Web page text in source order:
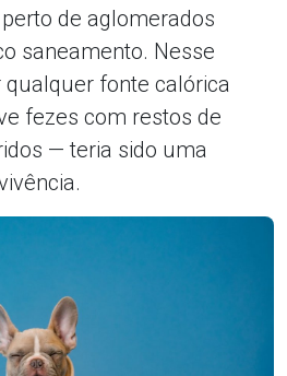
de aglomerados
saneamento. Nesse
fonte calórica
fezes com restos de
— teria sido uma